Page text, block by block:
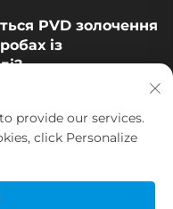
PVD золочення
із
ювелірних виробів
provide our services.
click Personalize